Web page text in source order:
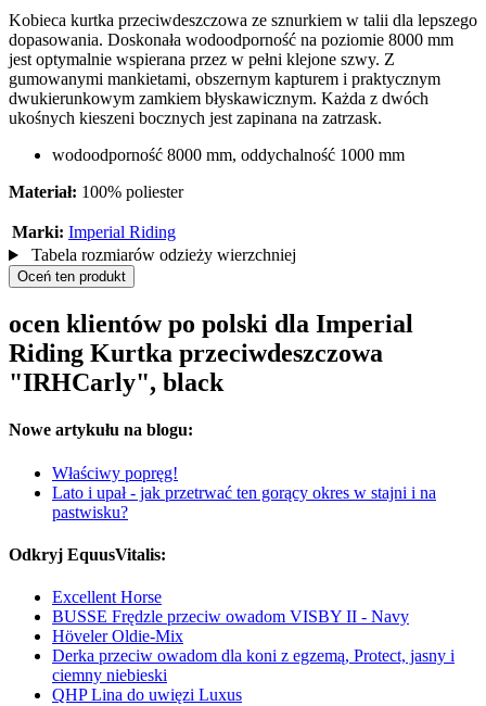
Kobieca kurtka przeciwdeszczowa ze sznurkiem w talii dla lepszego
dopasowania. Doskonała wodoodporność na poziomie 8000 mm
jest optymalnie wspierana przez w pełni klejone szwy. Z
gumowanymi mankietami, obszernym kapturem i praktycznym
dwukierunkowym zamkiem błyskawicznym. Każda z dwóch
ukośnych kieszeni bocznych jest zapinana na zatrzask.
wodoodporność 8000 mm, oddychalność 1000 mm
Materiał: 100% poliester
Marki: Imperial Riding
Tabela rozmiarów odzieży wierzchniej
Oceń ten produkt
ocen klientów po polski dla Imperial
Riding Kurtka przeciwdeszczowa
"IRHCarly", black
Nowe artykułu na blogu:
Właściwy popręg!
Lato i upał - jak przetrwać ten gorący okres w stajni i na
pastwisku?
Odkryj EquusVitalis:
Excellent Horse
BUSSE Frędzle przeciw owadom VISBY II - Navy
Höveler Oldie-Mix
Derka przeciw owadom dla koni z egzemą, Protect, jasny i
ciemny niebieski
QHP Lina do uwięzi Luxus